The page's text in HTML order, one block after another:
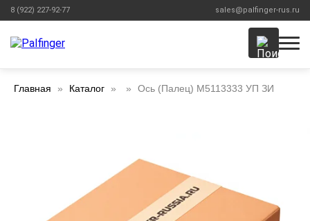
8 (922) 227-92-77 sales@palfinger-rus.ru
Главная Каталог Ось (Палец) M5113333 УП ЗИ